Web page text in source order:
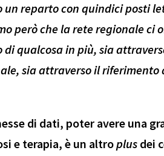
reparto con quindici posti
però che la rete regionale ci
qualcosa in più, sia
sia attraverso il riferimento
di dati, poter avere una
e terapia, è un altroplus dei